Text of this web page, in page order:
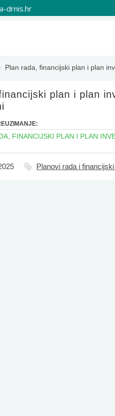
drnis.hr
Plan rada, financijski plan i plan
plan i plan
FINANCIJSKI PLAN I PLAN
Planovi rada i